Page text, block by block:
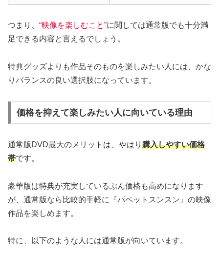
つまり、 “映像を楽しむこと”に関しては通常版でも十分満
足できる内容と言えるでしょう。
特典グッズよりも作品そのものを楽しみたい人には、かな
りバランスの良い選択肢になっています。
価格を抑えて楽しみたい人に向いている理由
通常版DVD最大のメリットは、やはり 購入しやすい価格
帯です。
豪華版は特典が充実しているぶん価格も高めになります
が、通常版なら比較的手軽に『パペットスンスン』の映像
作品を楽しめます。
特に、以下のような人には通常版が向いています。